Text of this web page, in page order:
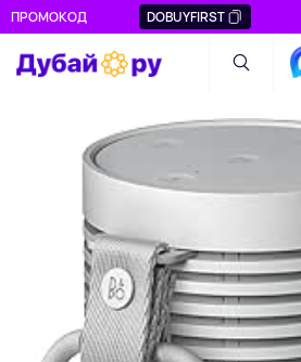
ПРОМОКОД DOBUYFIRST